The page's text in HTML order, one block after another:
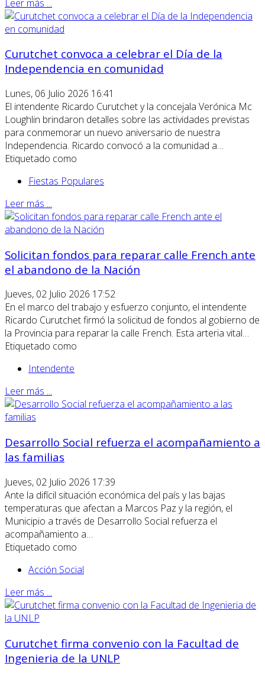
Leer más ...
Curutchet convoca a celebrar el Día de la
Independencia en comunidad
Lunes, 06 Julio 2026 16:41
El intendente Ricardo Curutchet y la concejala Verónica Mc
Loughlin brindaron detalles sobre las actividades previstas
para conmemorar un nuevo aniversario de nuestra
Independencia. Ricardo convocó a la comunidad a…
Etiquetado como
Fiestas Populares
Leer más ...
Solicitan fondos para reparar calle French ante
el abandono de la Nación
Jueves, 02 Julio 2026 17:52
En el marco del trabajo y esfuerzo conjunto, el intendente
Ricardo Curutchet firmó la solicitud de fondos al gobierno de
la Provincia para reparar la calle French. Esta arteria vital…
Etiquetado como
Intendente
Leer más ...
Desarrollo Social refuerza el acompañamiento a
las familias
Jueves, 02 Julio 2026 17:39
Ante la difícil situación económica del país y las bajas
temperaturas que afectan a Marcos Paz y la región, el
Municipio a través de Desarrollo Social refuerza el
acompañamiento a…
Etiquetado como
Acción Social
Leer más ...
Curutchet firma convenio con la Facultad de
Ingenieria de la UNLP